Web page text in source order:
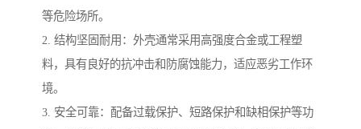
等危险场所。
2. 结构坚固耐用：外壳通常采用高强度合金或工程塑
料，具有良好的抗冲击和防腐蚀能力，适应恶劣工作环
境。
3. 安全可靠：配备过载保护、短路保护和缺相保护等功